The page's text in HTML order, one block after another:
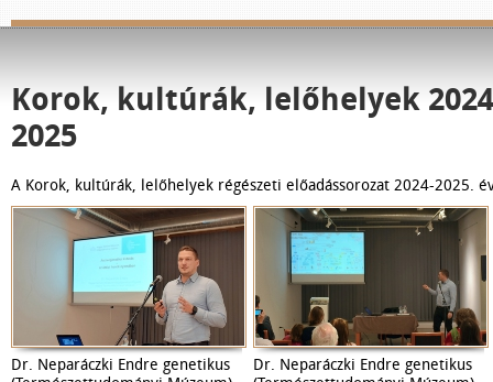
Korok, kultúrák, lelőhelyek
2025
A Korok, kultúrák, lelőhelyek régészeti előadássorozat 2024-2025.
Dr. Neparáczki Endre genetikus
Dr. Neparáczki Endre genetikus